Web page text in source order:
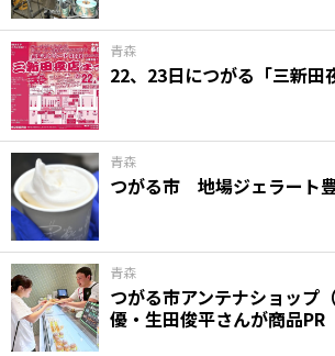
青森
22、23日につがる「三新田
青森
つがる市 地場ジェラート
青森
つがる市アンテナショッ
優・生田俊平さんが商品PR